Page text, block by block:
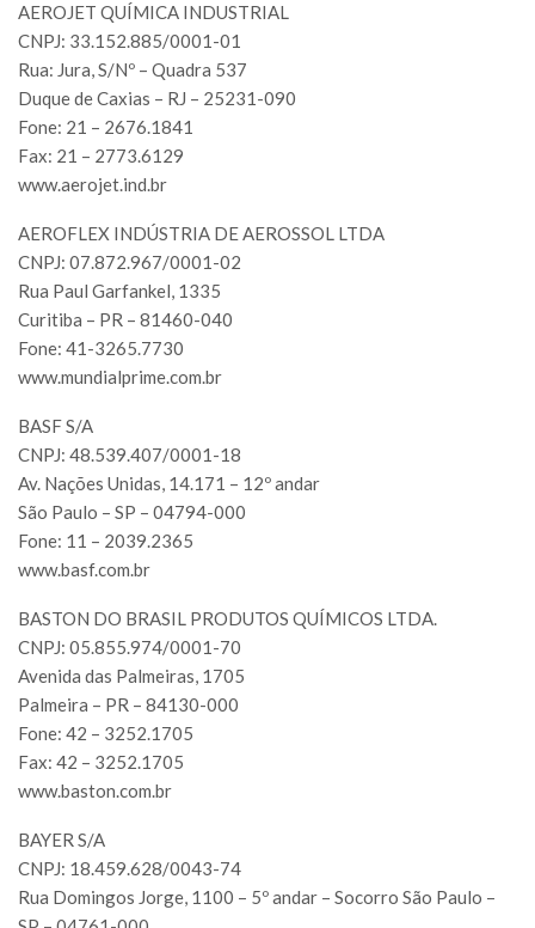
AEROJET QUÍMICA INDUSTRIAL
CNPJ: 33.152.885/0001-01
Rua: Jura, S/Nº – Quadra 537
Duque de Caxias – RJ – 25231-090
Fone: 21 – 2676.1841
Fax: 21 – 2773.6129
www.aerojet.ind.br
AEROFLEX INDÚSTRIA DE AEROSSOL LTDA
CNPJ: 07.872.967/0001-02
Rua Paul Garfankel, 1335
Curitiba – PR – 81460-040
Fone: 41-3265.7730
www.mundialprime.com.br
BASF S/A
CNPJ: 48.539.407/0001-18
Av. Nações Unidas, 14.171 – 12º andar
São Paulo – SP – 04794-000
Fone: 11 – 2039.2365
www.basf.com.br
BASTON DO BRASIL PRODUTOS QUÍMICOS LTDA.
CNPJ: 05.855.974/0001-70
Avenida das Palmeiras, 1705
Palmeira – PR – 84130-000
Fone: 42 – 3252.1705
Fax: 42 – 3252.1705
www.baston.com.br
BAYER S/A
CNPJ: 18.459.628/0043-74
Rua Domingos Jorge, 1100 – 5º andar – Socorro São Paulo –